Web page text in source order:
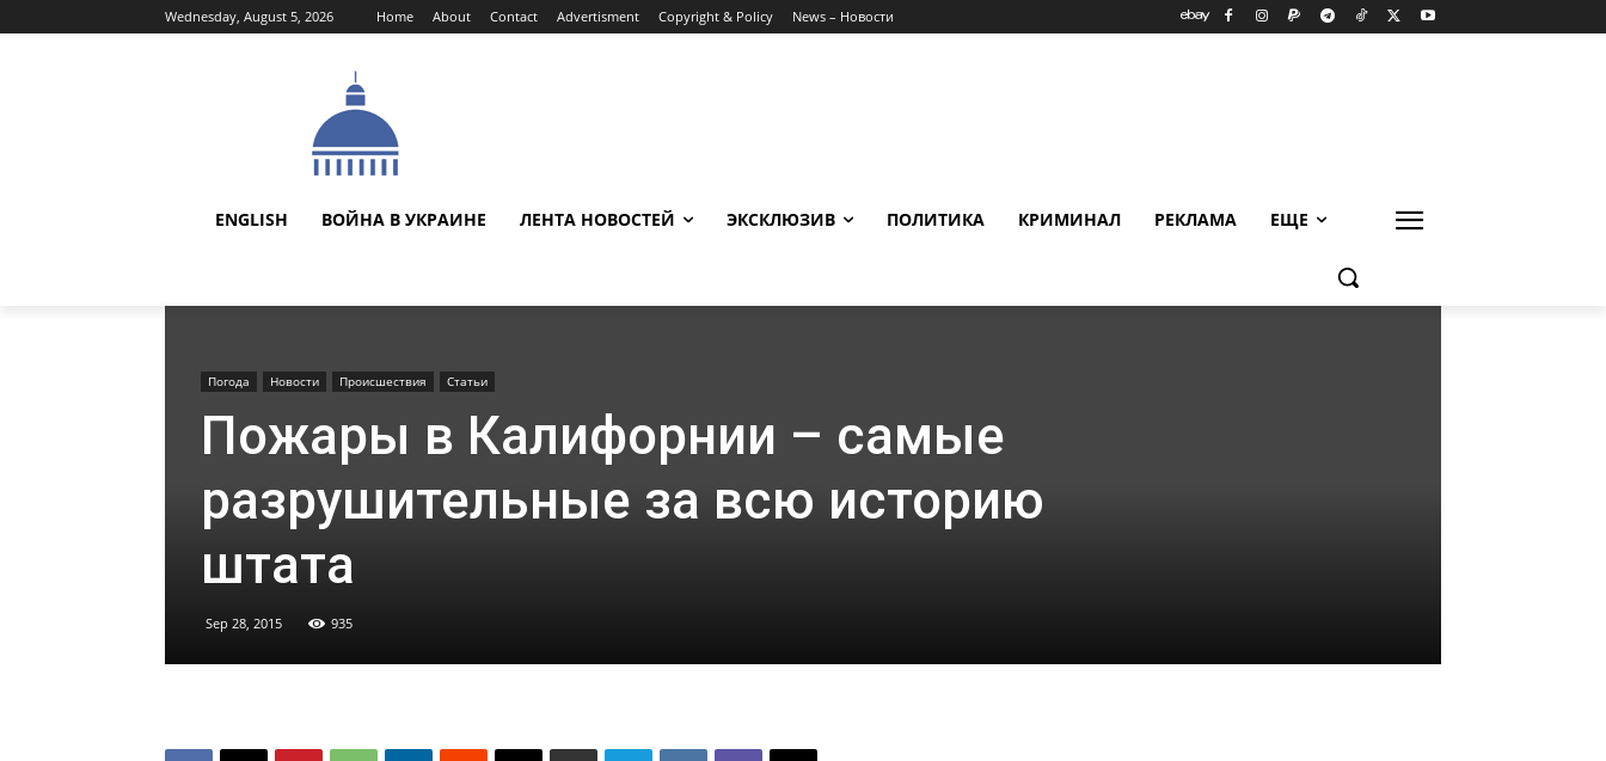
Wednesday, August 5, 2026 Home About Contact Advertisment Copyright & Policy News – Новости
ENGLISH ВОЙНА В УКРАИНЕ ЛЕНТА НОВОСТЕЙ ЭКСКЛЮЗИВ ПОЛИТИКА КРИМИНАЛ РЕКЛАМА ЕЩЕ
Погода Новости Происшествия Статьи
Пожары в Калифорнии – самые
разрушительные за всю историю
штата
Sep 28, 2015 935